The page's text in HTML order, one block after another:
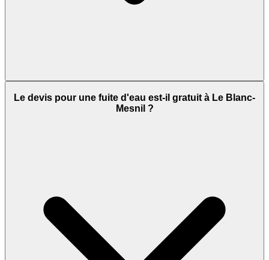
Le devis pour une fuite d'eau est-il gratuit à Le Blanc-
Mesnil ?